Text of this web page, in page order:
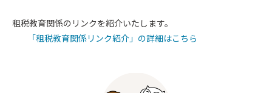
租税教育関係のリンクを紹介いたします。
「租税教育関係リンク紹介」の詳細はこちら